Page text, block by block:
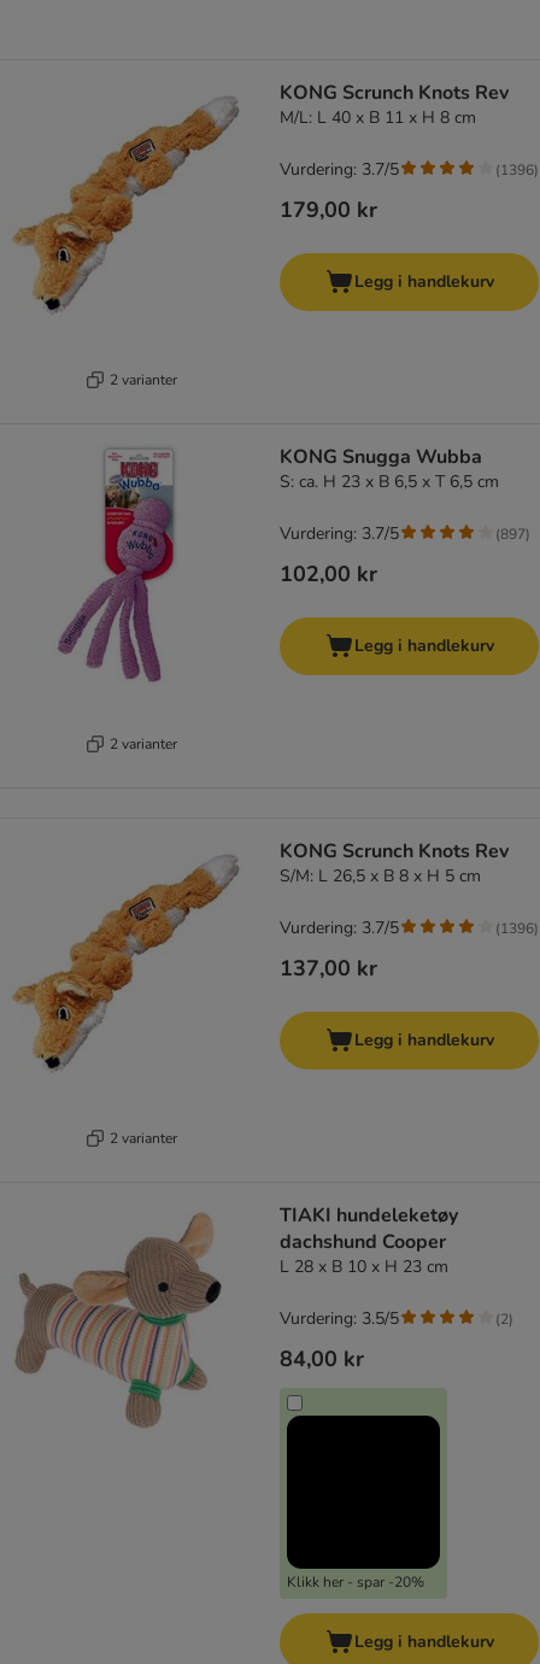
2 varianter
KONG Scrunch Knots Rev
M/L: L 40 x B 11 x H 8 cm
179,00 kr
Vurdering: 3.7/5 (1396)
Legg i handlekurv
2 varianter
KONG Snugga Wubba
S: ca. H 23 x B 6,5 x T 6,5 cm
102,00 kr
Vurdering: 3.7/5 (897)
Legg i handlekurv
2 varianter
KONG Scrunch Knots Rev
S/M: L 26,5 x B 8 x H 5 cm
137,00 kr
Vurdering: 3.7/5 (1396)
Legg i handlekurv
TIAKI hundeleketøy
dachshund Cooper
L 28 x B 10 x H 23 cm
84,00 kr
Klikk her - spar -20%
Vurdering: 3.5/5 (2)
Legg i handlekurv